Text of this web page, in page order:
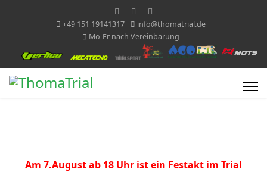
+49 151 19141317
info@thomatrial.de
Mo-Fr nach Vereinbarung
Am 7.August ab 18 Uhr ist ein Festakt im Trial